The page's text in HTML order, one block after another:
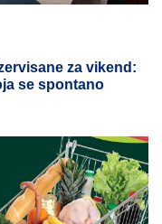
za vikend:
se spontano